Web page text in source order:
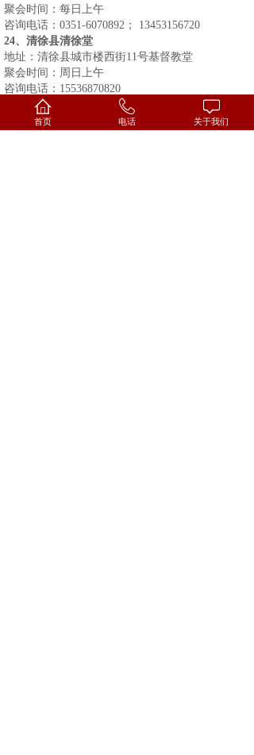
聚会时间：每日上午
咨询电话： 0351-6070892 ；
13453156720
24、清徐县清徐堂
地址：清徐县城市楼西街11号基督教堂
聚会时间：周日上午
咨询电话： 15536870820
、清徐县徐沟堂
地址：清徐县徐沟镇北关
首页 电话 关于我们